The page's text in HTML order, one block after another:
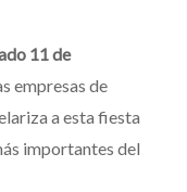
11 de
empresas de
a esta fiesta
importantes del